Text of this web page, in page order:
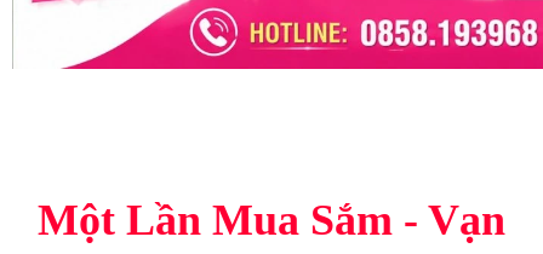
Một Lần Mua Sắm - Vạn